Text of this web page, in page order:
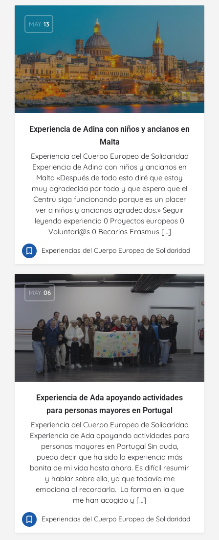
MAY 13
Experiencia de Adina con niños y ancianos en
Malta
Experiencia del Cuerpo Europeo de Solidaridad
Experiencia de Adina con niños y ancianos en
Malta «Después de todo esto diré que estoy
muy agradecida por todo y que espero que el
Centru siga funcionando porque es un placer
ver a niños y ancianos agradecidos.» Seguir
leyendo experiencia 0 Proyectos europeos 0
Voluntari@s 0 Becarios Erasmus […]
Experiencias del Cuerpo Europeo de Solidaridad
MAY 06
Experiencia de Ada apoyando actividades
para personas mayores en Portugal
Experiencia del Cuerpo Europeo de Solidaridad
Experiencia de Ada apoyando actividades para
personas mayores en Portugal Sin duda,
puedo decir que ha sido la experiencia más
bonita de mi vida hasta ahora. Es difícil resumir
y hablar sobre ella, ya que todavía me
emociona al recordarla. La forma en la que
me han acogido y […]
Experiencias del Cuerpo Europeo de Solidaridad